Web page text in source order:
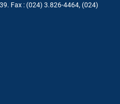
Fax : (024) 3.826-4464, (024)